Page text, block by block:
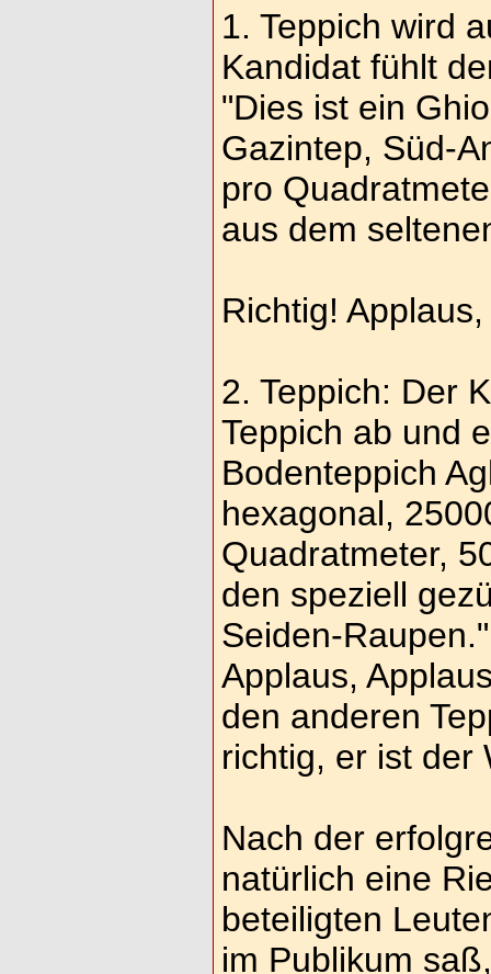
1. Teppich wird
Kandidat fühlt
"Dies ist ein
Gazintep, Süd-
pro
aus dem
Richtig!
2. Teppich: Der
Teppich ab und
Bodenteppich
hexagonal,
Quadratmeter,
den speziell
Seiden-
Applaus,
den anderen
richtig, er ist der
Nach der
natürlich eine
beteiligten
im Publikum